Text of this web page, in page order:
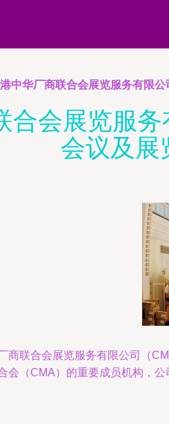
中华厂商联合会展览服务有限
合会展览服
会议及展
商联合会展览服务有限公司（
会（CMA）的重要成员机构，